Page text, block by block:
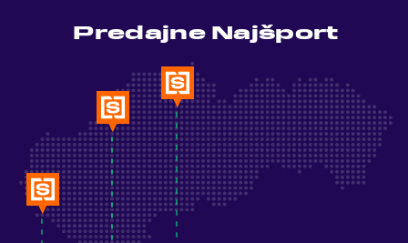
Predajne Najšport